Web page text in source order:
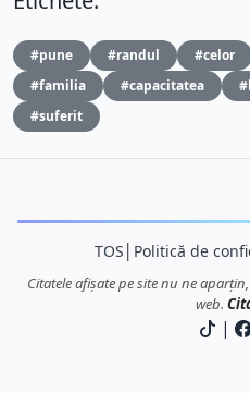
#pune #randul #celor
#familia
#capacitatea
#suferit
TOS Politică de
Citatele afișate pe site nu ne
web.
|